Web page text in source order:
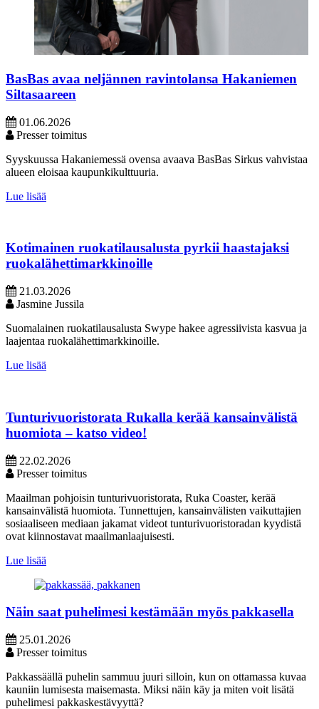
BasBas avaa neljännen ravintolansa Hakaniemen
Siltasaareen
01.06.2026
Presser toimitus
Syyskuussa Hakaniemessä ovensa avaava BasBas Sirkus vahvistaa
alueen eloisaa kaupunkikulttuuria.
Lue lisää
Kotimainen ruokatilausalusta pyrkii haastajaksi
ruokalähettimarkkinoille
21.03.2026
Jasmine Jussila
Suomalainen ruokatilausalusta Swype hakee agressiivista kasvua ja
laajentaa ruokalähettimarkkinoille.
Lue lisää
Tunturivuoristorata Rukalla kerää kansainvälistä
huomiota – katso video!
22.02.2026
Presser toimitus
Maailman pohjoisin tunturivuoristorata, Ruka Coaster, kerää
kansainvälistä huomiota. Tunnettujen, kansainvälisten vaikuttajien
sosiaaliseen mediaan jakamat videot tunturivuoristoradan kyydistä
ovat kiinnostavat maailmanlaajuisesti.
Lue lisää
Näin saat puhelimesi kestämään myös pakkasella
25.01.2026
Presser toimitus
Pakkassäällä puhelin sammuu juuri silloin, kun on ottamassa kuvaa
kauniin lumisesta maisemasta. Miksi näin käy ja miten voit lisätä
puhelimesi pakkaskestävyyttä?